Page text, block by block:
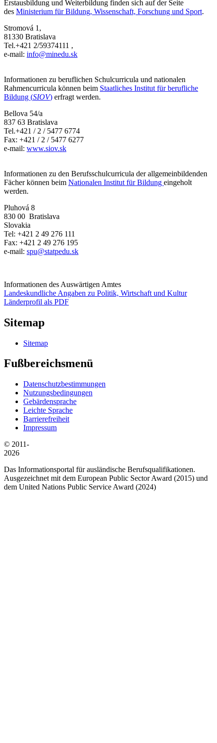
Erstausbildung und Weiterbildung finden sich auf der Seite
des Ministerium für Bildung, Wissenschaft, Forschung und Sport.
Stromová 1,
81330 Bratislava
Tel.+421 2/59374111 ,
e-mail: info@minedu.sk
Informationen zu beruflichen Schulcurricula und nationalen
Rahmencurricula können beim Staatliches Institut für berufliche
Bildung (SIOV) erfragt werden.
Bellova 54/a
837 63 Bratislava
Tel.+421 / 2 / 5477 6774
Fax: +421 / 2 / 5477 6277
e-mail: www.siov.sk
Informationen zu den Berufsschulcurricula der allgemeinbildenden
Fächer können beim Nationalen Institut für Bildung eingeholt
werden.
Pluhová 8
830 00 Bratislava
Slovakia
Tel: +421 2 49 276 111
Fax: +421 2 49 276 195
e-mail: spu@statpedu.sk
Informationen des Auswärtigen Amtes
Landeskundliche Angaben zu Politik, Wirtschaft und Kultur
Länderprofil als PDF
Sitemap
Sitemap
Fußbereichsmenü
Datenschutzbestimmungen
Nutzungsbedingungen
Gebärdensprache
Leichte Sprache
Barrierefreiheit
Impressum
© 2011-
2026
Das Informationsportal für ausländische Berufsqualifikationen.
Ausgezeichnet mit dem European Public Sector Award (2015) und
dem United Nations Public Service Award (2024)